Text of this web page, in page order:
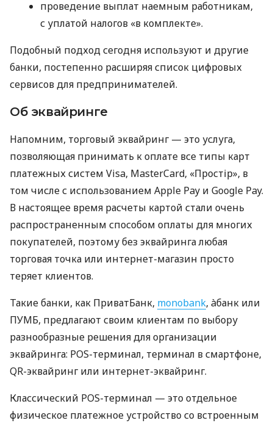
проведение выплат наемным работникам,
с уплатой налогов «в комплекте».
Подобный подход сегодня используют и другие
банки, постепенно расширяя список цифровых
сервисов для предпринимателей.
Об эквайринге
Напомним, торговый эквайринг — это услуга,
позволяющая принимать к оплате все типы карт
платежных систем Visa, MasterCard, «Простір», в
том числе с использованием Apple Pay и Google Pay.
В настоящее время расчеты картой стали очень
распространенным способом оплаты для многих
покупателей, поэтому без эквайринга любая
торговая точка или интернет-магазин просто
теряет клиентов.
Такие банки, как ПриватБанк, monobank, àбанк или
ПУМБ, предлагают своим клиентам по выбору
разнообразные решения для организации
эквайринга: POS-терминал, терминал в смартфоне,
QR-эквайринг или интернет-эквайринг.
Классический POS-терминал — это отдельное
физическое платежное устройство со встроенным